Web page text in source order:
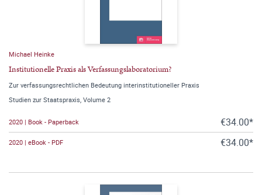
Michael Heinke
Institutionelle Praxis als Verfassungslaboratorium?
Zur verfassungsrechtlichen Bedeutung interinstitutioneller Praxis
Studien zur Staatspraxis, Volume 2
2020 | Book - Paperback €34.00*
2020 | eBook - PDF €34.00*